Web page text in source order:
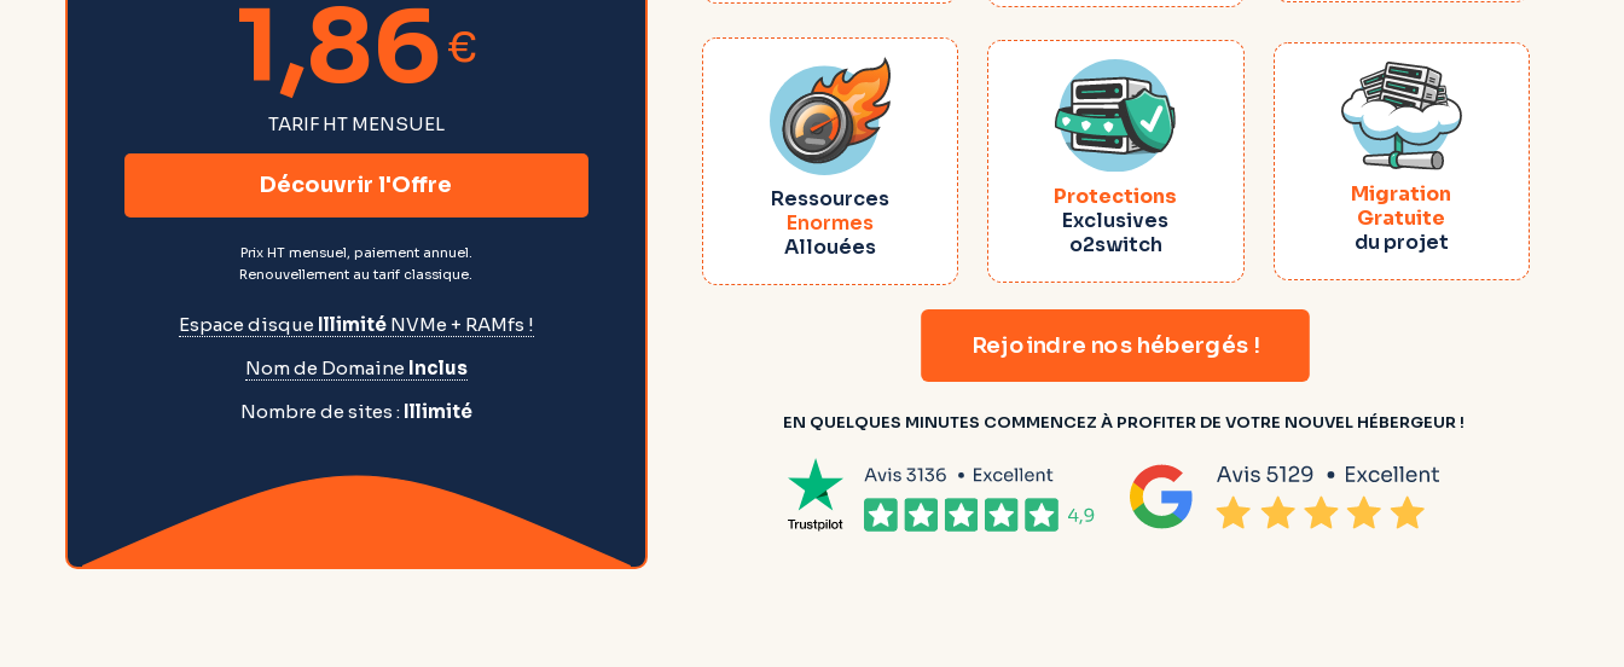
1,86€
TARIF HT MENSUEL
Découvrir l'Offre
Prix HT mensuel, paiement annuel.
Renouvellement au tarif classique.
Espace disque IllimitéNVMe + RAMfs !
Nom de Domaine Inclus
Nombre de sites : Illimité
Ressources
Enormes
Allouées
Protections
Exclusives
o2switch
Migration
Gratuite
du projet
Rejoindre nos hébergés !
EN QUELQUES MINUTES COMMENCEZ À PROFITER DE VOTRE NOUVEL HÉBERGEUR !